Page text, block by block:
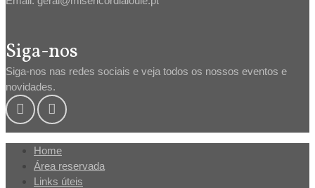
Siga-nos
Siga-nos nas redes sociais e veja todos os nossos eventos e
novidades.
Home
Área reservada
Links úteis